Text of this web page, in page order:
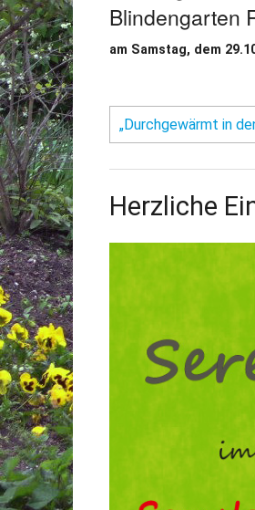
Blindengarten
am Samstag, dem
„Durchgewärmt in
Herzliche